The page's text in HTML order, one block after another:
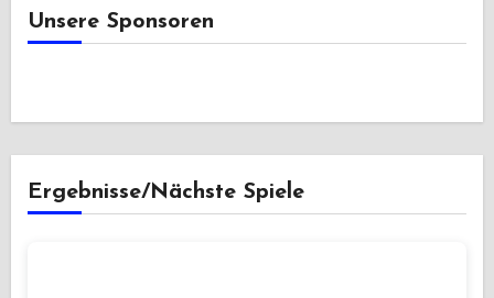
Unsere Sponsoren
Ergebnisse/Nächste Spiele